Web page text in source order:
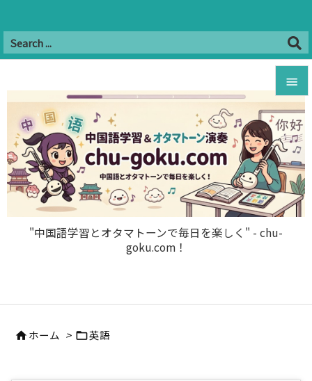
"中国語学習とオタマトーンで毎日を楽しく" - chu-
goku.com！


メニュ

サイド

前へ
RSS Feedly
 ホーム > 英語